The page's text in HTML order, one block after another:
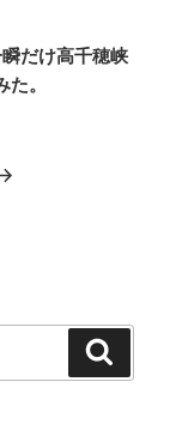
だけ高千穂峡
。